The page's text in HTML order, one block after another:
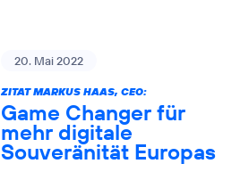
20. Mai 2022
ZITAT MARKUS HAAS, CEO:
Game Changer für
mehr digitale
Souveränität Europas